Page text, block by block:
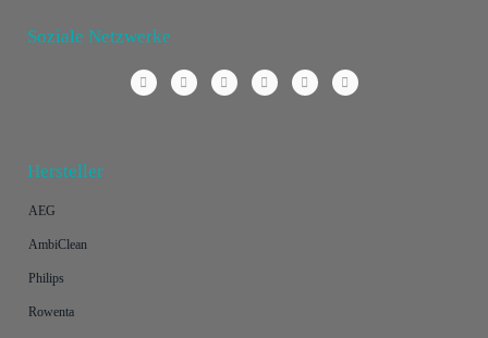
Soziale Netzwerke
Hersteller
AEG
AmbiClean
Philips
Rowenta